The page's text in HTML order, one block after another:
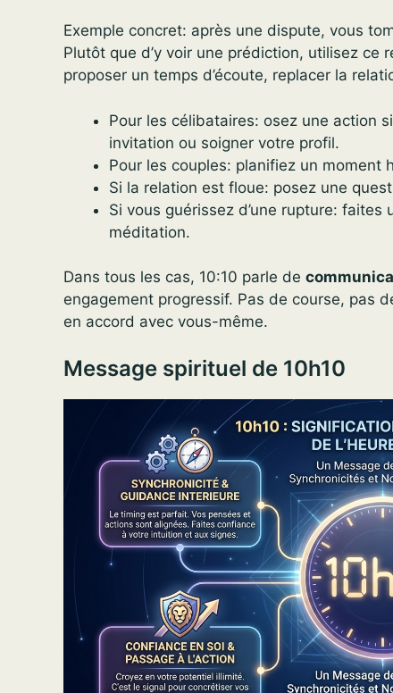
Exemple concret: après une dispute, vous
Plutôt que d’y voir une prédiction, utilisez ce
proposer un temps d’écoute, replacer la
Pour les célibataires: osez une action
invitation ou soigner votre profil.
Pour les couples: planifiez un moment
Si la relation est floue: posez une
Si vous guérissez d’une rupture:
méditation.
Dans tous les cas, 10:10 parle de
engagement progressif. Pas de course, pas
en accord avec vous-même.
Message spirituel de 10h10